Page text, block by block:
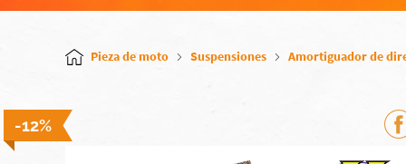
Pieza de moto Suspensiones Amortiguador de
-12%